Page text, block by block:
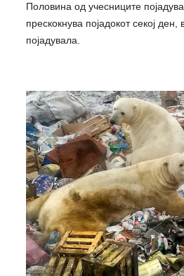
Половина од учесниците
прескокнува појадокот секој
појадувала.